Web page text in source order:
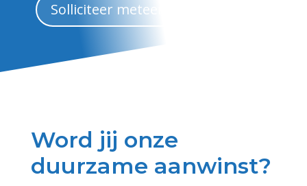
Solliciteer meteen!
Word jij onze
duurzame aanwinst?